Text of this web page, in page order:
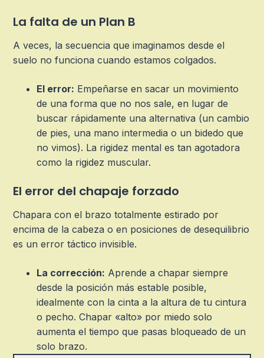
La falta de un Plan B
A veces, la secuencia que imaginamos desde el
suelo no funciona cuando estamos colgados.
El error: Empeñarse en sacar un movimiento
de una forma que no nos sale, en lugar de
buscar rápidamente una alternativa (un cambio
de pies, una mano intermedia o un bidedo que
no vimos). La rigidez mental es tan agotadora
como la rigidez muscular.
El error del chapaje forzado
Chapara con el brazo totalmente estirado por
encima de la cabeza o en posiciones de desequilibrio
es un error táctico invisible.
La corrección: Aprende a chapar siempre
desde la posición más estable posible,
idealmente con la cinta a la altura de tu cintura
o pecho. Chapar «alto» por miedo solo
aumenta el tiempo que pasas bloqueado de un
solo brazo.